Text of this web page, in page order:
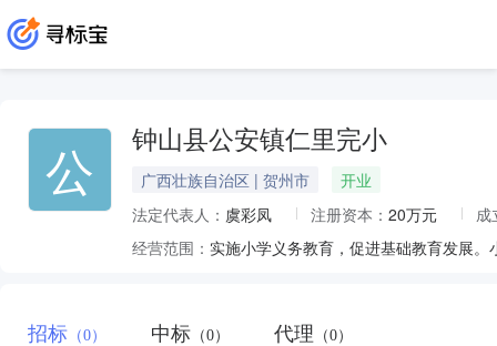
公 钟山县公安镇仁里完小
广西壮族自治区 | 贺州市
开业
法定代表人： 虞彩凤 注册资本： 20万元
成
经营范围： 实施小学义务教育，促进基础教育发展
招标 （0） 中标 （0） 代理 （0）